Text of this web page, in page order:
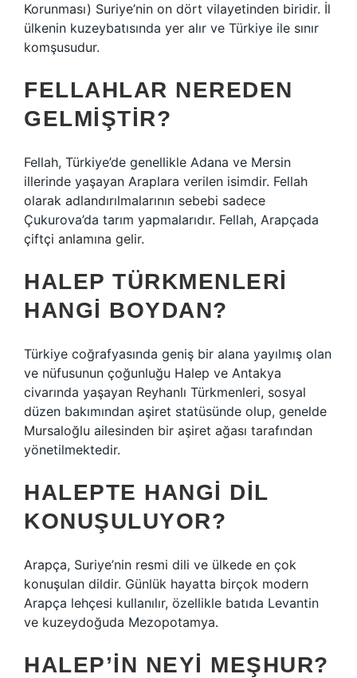
Korunması) Suriye’nin on dört vilayetinden biridir. İl
ülkenin kuzeybatısında yer alır ve Türkiye ile sınır
komşusudur.
FELLAHLAR NEREDEN
GELMIŞTIR?
Fellah, Türkiye’de genellikle Adana ve Mersin
illerinde yaşayan Araplara verilen isimdir. Fellah
olarak adlandırılmalarının sebebi sadece
Çukurova’da tarım yapmalarıdır. Fellah, Arapçada
çiftçi anlamına gelir.
HALEP TÜRKMENLERI
HANGI BOYDAN?
Türkiye coğrafyasında geniş bir alana yayılmış olan
ve nüfusunun çoğunluğu Halep ve Antakya
civarında yaşayan Reyhanlı Türkmenleri, sosyal
düzen bakımından aşiret statüsünde olup, genelde
Mursaloğlu ailesinden bir aşiret ağası tarafından
yönetilmektedir.
HALEPTE HANGI DIL
KONUŞULUYOR?
Arapça, Suriye’nin resmi dili ve ülkede en çok
konuşulan dildir. Günlük hayatta birçok modern
Arapça lehçesi kullanılır, özellikle batıda Levantin
ve kuzeydoğuda Mezopotamya.
HALEP’IN NEYI MEŞHUR?